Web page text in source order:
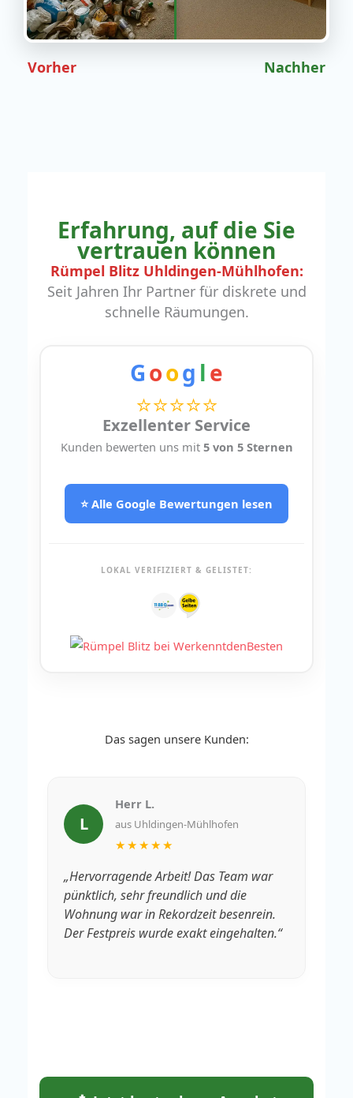
Vorher Nachher
Erfahrung, auf die Sie
vertrauen können
Rümpel Blitz Uhldingen-Mühlhofen:
Seit Jahren Ihr Partner für diskrete und
schnelle Räumungen.
Goog le
⭐⭐⭐⭐⭐
Exzellenter Service
Kunden bewerten uns mit 5 von 5 Sternen
⭐ Alle Google Bewertungen lesen
LOKAL VERIFIZIERT & GELISTET:
Das sagen unsere Kunden:
L
Herr L.
aus Uhldingen-Mühlhofen
★★★★★
„Hervorragende Arbeit! Das Team war
pünktlich, sehr freundlich und die
Wohnung war in Rekordzeit besenrein.
Der Festpreis wurde exakt eingehalten.“